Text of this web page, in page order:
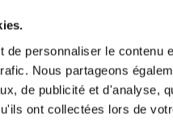
de personnaliser le
Nous partageons
de publicité et d'analyse,
ont collectées lors de
Un vrai cocon
de
de jardin ! En
appréciés
chaude et